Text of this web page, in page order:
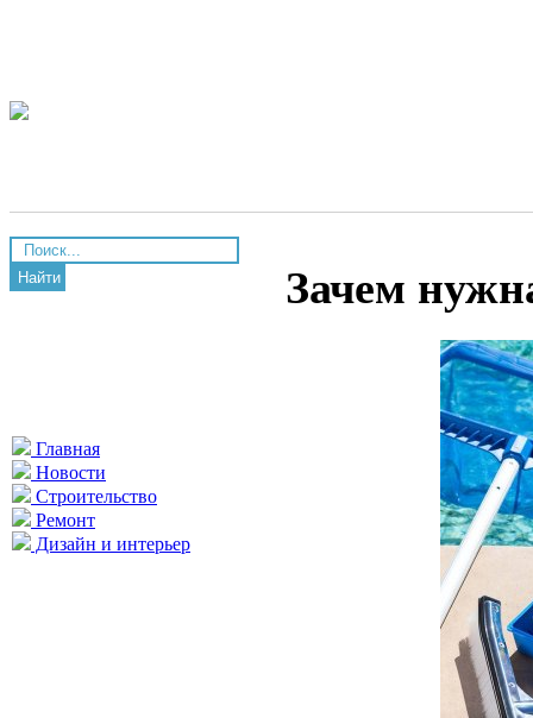
Найти
Главная
Новости
Строительство
Ремонт
Дизайн и интерьер
Зачем